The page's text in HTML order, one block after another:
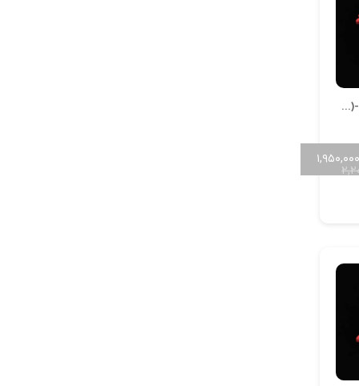
آویز دریایی کد A-Daryaei (1.5)-07
۱,۹۵۰,۰۰۰